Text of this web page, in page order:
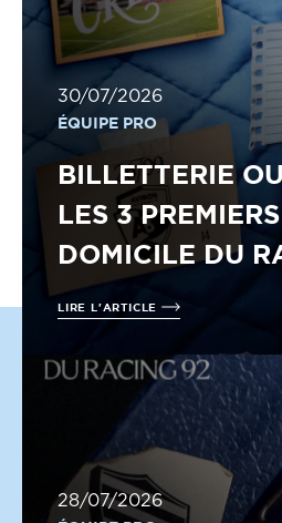
30/07/2026
ÉQUIPE PRO
BILLETTERIE
LES 3
DOMICILE DU
LIRE L'ARTICLE
28/07/2026